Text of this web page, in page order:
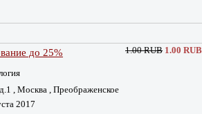
1.00 RUB 1.00 RUB
до 25%
, Москва , Преображенское
2017